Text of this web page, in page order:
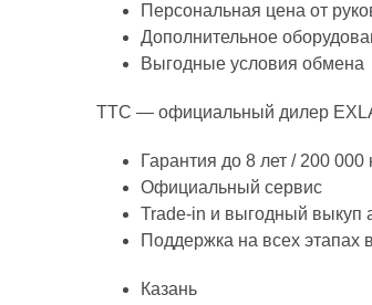
Персональная цена от
Дополнительное
Выгодные условия обмена
ТТС — официальный дилер
Гарантия до 8 лет / 200 000
Официальный сервис
Trade-in и выгодный выкуп
Поддержка на всех этапах
Казань